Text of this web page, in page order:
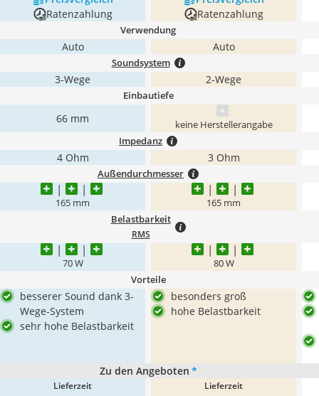
Ratenzahlung
Ratenzahlung
Verwendung
Auto Auto
Soundsystem
3-Wege 2-Wege
Einbautiefe
66 mm keine Herstellerangabe
Impedanz
4 Ohm 3 Ohm
Außendurchmesser
165 mm 165 mm
Belastbarkeit
RMS
70 W 80 W
Vorteile
besserer Sound dank 3-
Wege-System
sehr hohe Belastbarkeit
besonders groß
hohe Belastbarkeit
Zu den Angeboten *
Lieferzeit Lieferzeit